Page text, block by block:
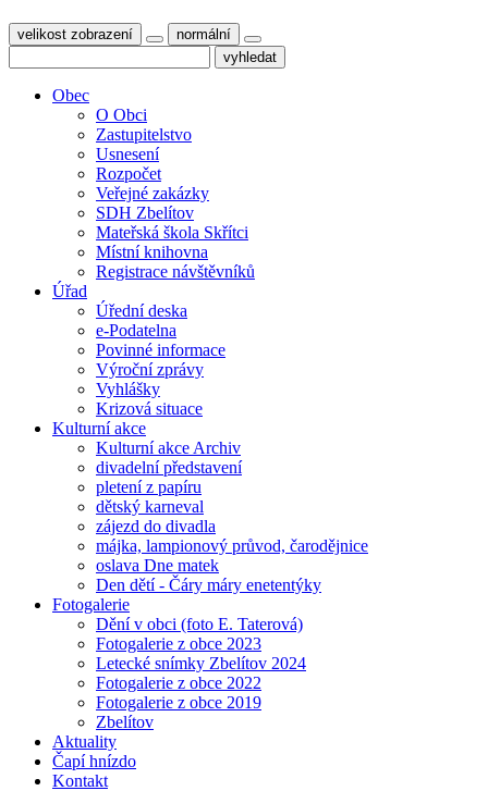
velikost zobrazení normální
Obec
O Obci
Zastupitelstvo
Usnesení
Rozpočet
Veřejné zakázky
SDH Zbelítov
Mateřská škola Skřítci
Místní knihovna
Registrace návštěvníků
Úřad
Úřední deska
e-Podatelna
Povinné informace
Výroční zprávy
Vyhlášky
Krizová situace
Kulturní akce
Kulturní akce Archiv
divadelní představení
pletení z papíru
dětský karneval
zájezd do divadla
májka, lampionový průvod, čarodějnice
oslava Dne matek
Den dětí - Čáry máry enetentýky
Fotogalerie
Dění v obci (foto E. Taterová)
Fotogalerie z obce 2023
Letecké snímky Zbelítov 2024
Fotogalerie z obce 2022
Fotogalerie z obce 2019
Zbelítov
Aktuality
Čapí hnízdo
Kontakt